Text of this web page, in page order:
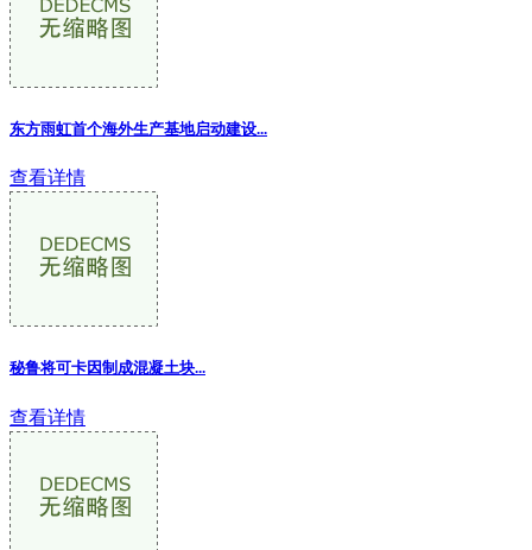
东方雨虹首个海外生产基地启动建设...
查看详情
秘鲁将可卡因制成混凝土块...
查看详情